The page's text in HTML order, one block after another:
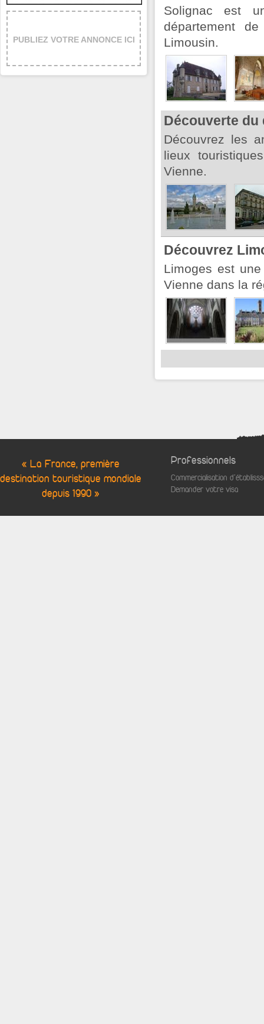
Solignac est
département
Limousin.
Découverte du
Découvrez les
lieux
Vienne.
Découvrez
Limoges est
Vienne dans la
PUBLIEZ VOTRE ANNONCE ICI
« La France, première
destination touristique mondiale
depuis 1990 »
Professionnels
Commercialisation
Demander votre visa